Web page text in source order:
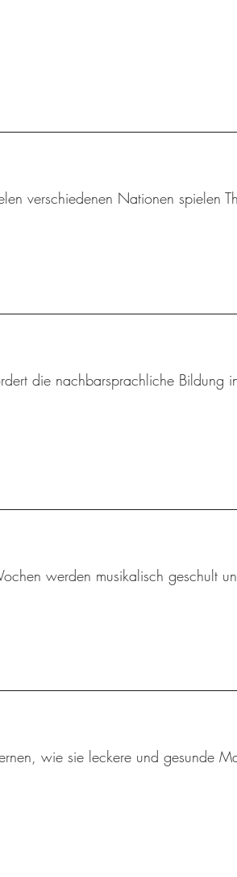
verschiedenen Nationen spielen
die nachbarsprachliche Bildung
werden musikalisch geschult
wie sie leckere und gesunde